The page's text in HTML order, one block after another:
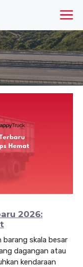
2026:
barang skala besar
dagangan atau
kendaraan